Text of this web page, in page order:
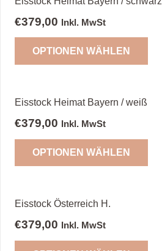
€379,00 Inkl. MwSt
OPTIONEN WÄHLEN
Eisstock Heimat Bayern / weiß
€379,00 Inkl. MwSt
OPTIONEN WÄHLEN
Eisstock Österreich H.
€379,00 Inkl. MwSt